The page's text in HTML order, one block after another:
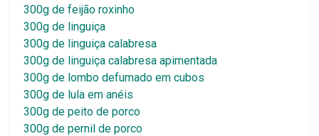
300g de feijão roxinho
300g de linguiça
300g de linguiça calabresa
300g de linguiça calabresa apimentada
300g de lombo defumado em cubos
300g de lula em anéis
300g de peito de porco
300g de pernil de porco